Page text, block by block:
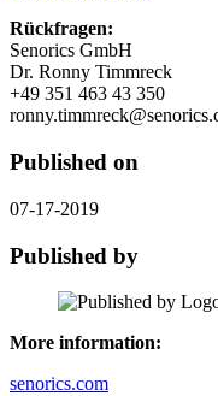
Rückfragen:
Senorics GmbH
Dr. Ronny Timmreck
+49 351 463 43 350
Published on
07-17-2019
Published by
More information:
senorics.com